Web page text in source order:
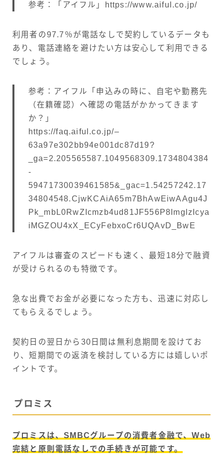
参考：「アイフル」https://www.aiful.co.jp/
利用者の97.7％が電話なしで契約しているデータも
あり、電話連絡を避けたい方は安心して利用できる
でしょう。
参考：アイフル「申込みの時に、自宅や勤務先
（在籍確認）へ確認の電話がかかってきます
か？」
https://faq.aiful.co.jp/–
63a97e302bb94e001dc87d19?
_ga=2.205565587.1049568309.1734804384
-
59471730039461585&_gac=1.54257242.17
34804548.CjwKCAiA65m7BhAwEiwAAgu4J
Pk_mbL0RwZIcmzb4ud81JF556P8ImglzIcya
iMGZOU4xX_ECyFebxoCr6UQAvD_BwE
アイフルは審査のスピードも速く、最短18分で融資
が受けられるのも特徴です。
急な出費でお金が必要になった方も、迅速に対応し
てもらえるでしょう。
契約日の翌日から30日間は無利息期間を設けてお
り、短期間での返済を検討している方には嬉しいポ
イントです。
プロミス
プロミスは、SMBCグループの消費者金融で、Web
完結と原則電話なしでの手続きが可能です。